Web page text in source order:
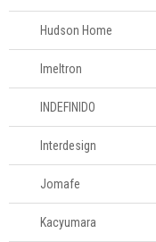
Hudson Home
Imeltron
INDEFINIDO
Interdesign
Jomafe
Kacyumara